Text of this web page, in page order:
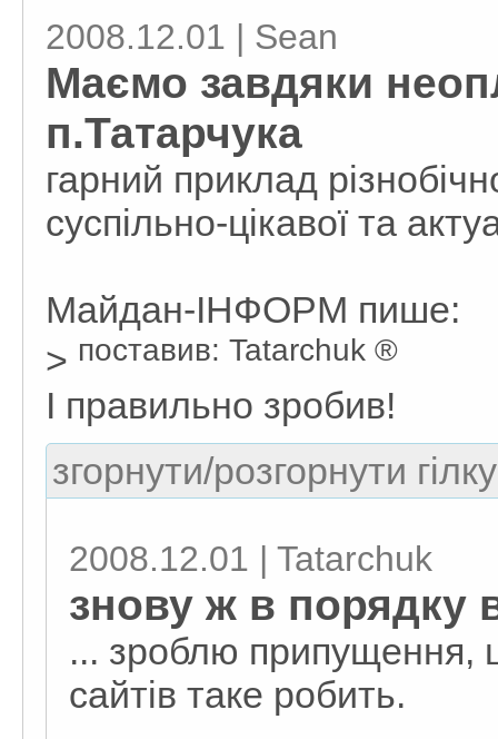
2008.12.01 | Sean
Маємо завдяки
п.Татарчука
гарний приклад
суспільно-цікавої та
Майдан-ІНФОРМ пише:
> поставив: Tatarchuk ®
І правильно зробив!
згорнути/розгорнути
2008.12.01 | Tatarchuk
знову ж в порядку
... зроблю припущення,
сайтів таке робить.